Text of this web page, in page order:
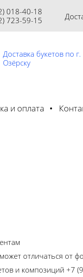
018-40-18
723-59-15
Доставка букетов по г.
Озёрску
и оплата
отличаться от
и композиций +7